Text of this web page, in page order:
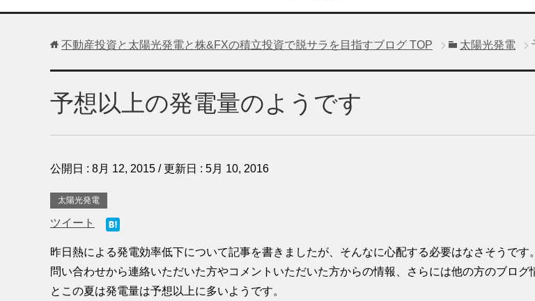
不動産投資と太陽光発電と株&FXの積立投資で脱サラを目指すブログ TOP 太陽光発電
予想以上の発電量のようです
公開日 : 8月 12, 2015 / 更新日 : 5月 10, 2016
太陽光発電
ツイート
昨日熱による発電効率低下について記事を書きましたが、そんなに心配する必要はなさそうです。
問い合わせから連絡いただいた方やコメントいただいた方からの情報、さらには他の方のブログ
とこの夏は発電量は予想以上に多いようです。